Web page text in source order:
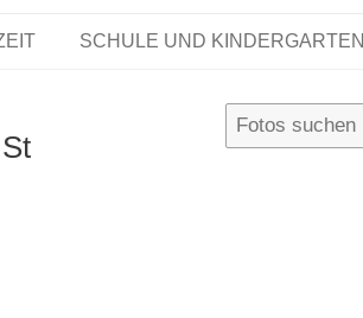
SCHULE UND KINDERGARTEN